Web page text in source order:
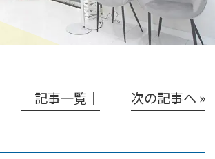
│記事一覧│ 次の記事へ »